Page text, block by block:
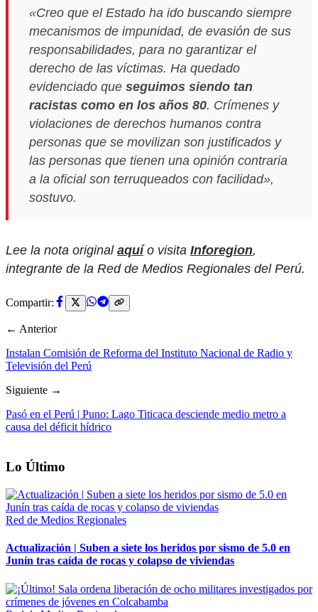
«Creo que el Estado ha ido buscando siempre
mecanismos de impunidad, de evasión de sus
responsabilidades, para no garantizar el
derecho de las víctimas. Ha quedado
evidenciado que seguimos siendo tan
racistas como en los años 80. Crímenes y
violaciones de derechos humanos contra
personas que se movilizan son justificados y
las personas que tienen una opinión contraria
a la oficial son terruqueadoscon facilidad»,
sostuvo.
Lee la nota original aquío visita Inforegion,
integrante de la Red de Medios Regionales del Perú.
Compartir:
← Anterior
Instalan Comisión de Reforma del Instituto Nacional de Radio y
Televisión del Perú
Siguiente →
Pasó en el Perú | Puno: Lago Titicaca desciende medio metro a
causa del déficit hídrico
Lo Último
Red de Medios Regionales
Actualización | Suben a siete los heridos por sismo de 5.0 en
Junín tras caída de rocas y colapso de viviendas